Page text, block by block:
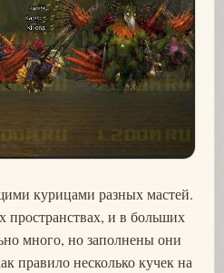
курицами разных мастей.
и в больших
много, но заполнены они
правило несколько кучек на